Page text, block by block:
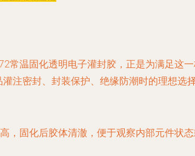
温固化透明电子灌封胶，正是为满足这
注密封、封装保护、绝缘防潮时的理想选择
固化后胶体清澈，便于观察内部元件状